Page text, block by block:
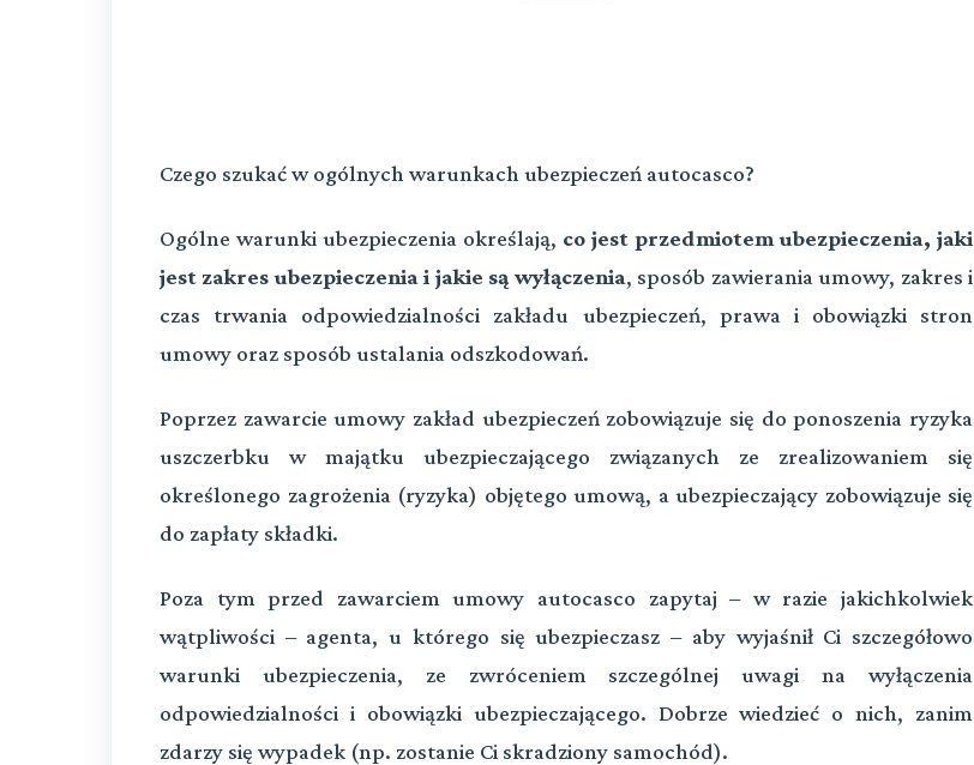
Czego szukać w ogólnych warunkach ubezpieczeń autocasco?
Ogólne warunki ubezpieczenia określają, co jest przedmiotem ubezpieczenia, jaki
jest zakres ubezpieczenia i jakie są wyłączenia, sposób zawierania umowy, zakres i
czas trwania odpowiedzialności zakładu ubezpieczeń, prawa i obowiązki stron
umowy oraz sposób ustalania odszkodowań.
Poprzez zawarcie umowy zakład ubezpieczeń zobowiązuje się do ponoszenia ryzyka
uszczerbku w majątku ubezpieczającego związanych ze zrealizowaniem się
określonego zagrożenia (ryzyka) objętego umową, a ubezpieczający zobowiązuje się
do zapłaty składki.
Poza tym przed zawarciem umowy autocasco zapytaj – w razie jakichkolwiek
wątpliwości – agenta, u którego się ubezpieczasz – aby wyjaśnił Ci szczegółowo
warunki ubezpieczenia, ze zwróceniem szczególnej uwagi na wyłączenia
odpowiedzialności i obowiązki ubezpieczającego. Dobrze wiedzieć o nich, zanim
zdarzy się wypadek (np. zostanie Ci skradziony samochód).